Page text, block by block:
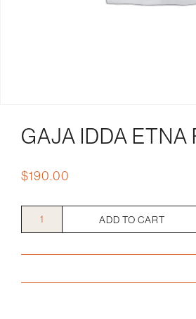
GAJA IDDA ETNA
$190.00
ADD TO CART